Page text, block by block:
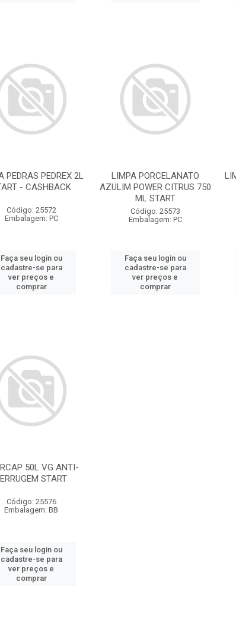
PEDRAS PEDREX 2L
- CASHBACK
Código: 25572
Embalagem: PC
Faça seu login ou
cadastre-se para
ver preços e
comprar
LIMPA PORCELANATO
AZULIM POWER CITRUS 750
ML START
Código: 25573
Embalagem: PC
Faça seu login ou
cadastre-se para
ver preços e
comprar
50L VG ANTI-
START
Código: 25576
Embalagem: BB
Faça seu login ou
cadastre-se para
ver preços e
comprar